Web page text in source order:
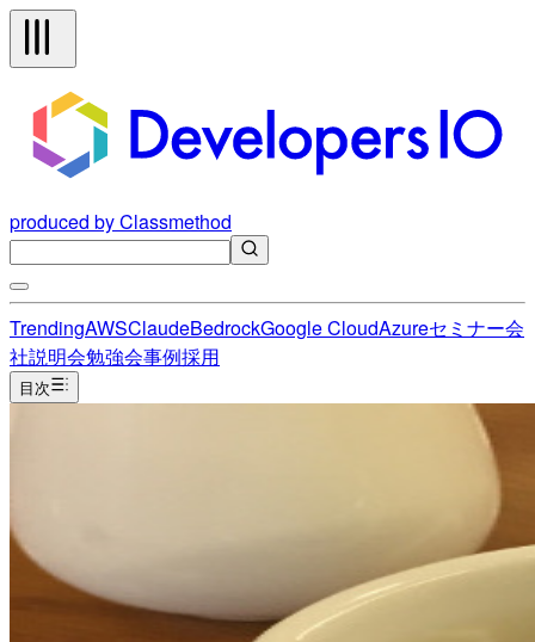
produced by Classmethod
TrendingAWSClaudeBedrockGoogle CloudAzureセミナー会
社説明会勉強会事例採用
目次